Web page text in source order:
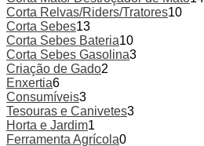
Corta Relvas/Riders/Tratores10
Corta Sebes13
Corta Sebes Bateria10
Corta Sebes Gasolina3
Criação de Gado2
Enxertia6
Consumíveis3
Tesouras e Canivetes3
Horta e Jardim1
Ferramenta Agrícola0